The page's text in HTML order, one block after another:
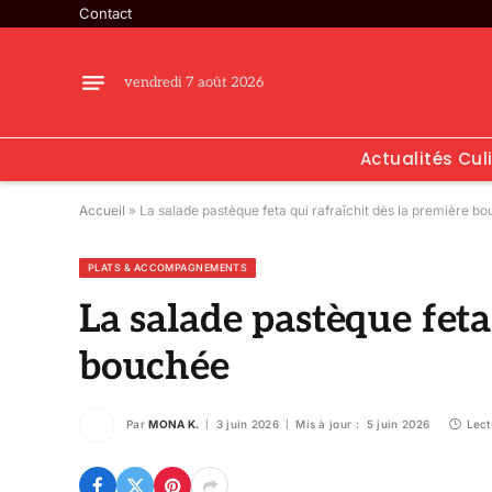
Contact
vendredi 7 août 2026
Actualités
Accueil » La salade pastèque feta qui rafraîchit dès la première
PLATS & ACCOMPAGNEMENTS
La salade pastèque
bouchée
Par MONA K. 3 juin 2026 Mis à jour : 5 juin 2026